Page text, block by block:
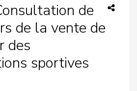
de
de la vente de
des
sportives